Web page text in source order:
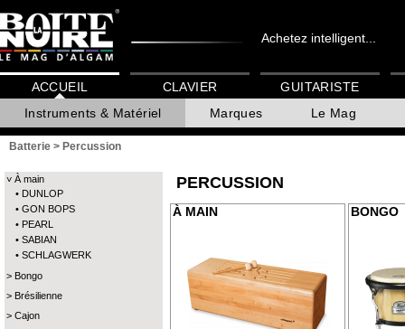
Achetez intelligent...
ACCUEIL
Instruments & Matériel
Marques Le Mag
CLAVIER GUITARISTE
Batterie > Percussion
À main
DUNLOP
GON BOPS
PEARL
SABIAN
SCHLAGWERK
Bongo
Brésilienne
Cajon
PERCUSSION
À MAIN BONGO